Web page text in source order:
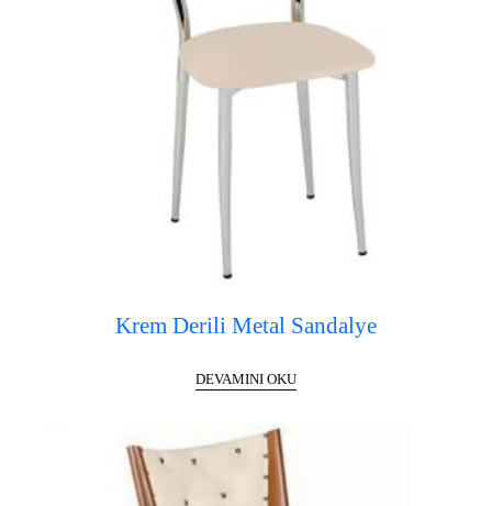
Krem Derili Metal Sandalye
DEVAMINI OKU